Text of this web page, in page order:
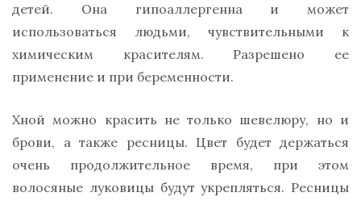
детей. Она гипоаллергенна и может
использоваться людьми, чувствительными к
химическим красителям. Разрешено ее
применение и при беременности.
Хной можно красить не только шевелюру, но и
брови, а также ресницы. Цвет будет держаться
очень продолжительное время, при этом
волосяные луковицы будут укрепляться. Ресницы